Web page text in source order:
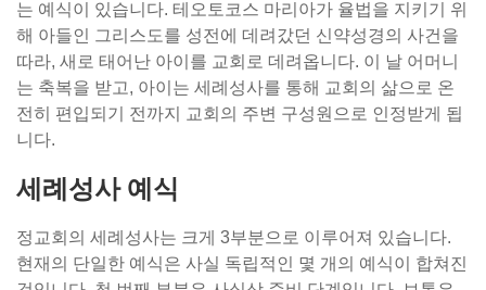
는 예식이 있습니다. 테오토코스 마리아가 율법을 지키기 위
해 아들인 그리스도를 성전에 데려갔던 신약성경의 사건을
따라, 새로 태어난 아이를 교회로 데려옵니다. 이 날 어머니
는 축복을 받고, 아이는 세례성사를 통해 교회의 삶으로 온
전히 편입되기 전까지 교회의 주변 구성원으로 인정받게 됩
니다.
세례성사 예식
정교회의 세례성사는 크게 3부분으로 이루어져 있습니다.
현재의 단일한 예식은 사실 독립적인 몇 개의 예식이 합쳐진